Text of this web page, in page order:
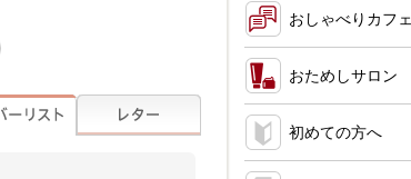
おしゃべりカフェ
おためしサロン
初めての方へ